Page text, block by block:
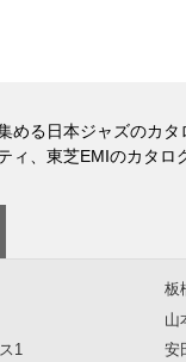
る日本ジャズのカタ
ィ、東芝EMIのカタ
板
山
1
安